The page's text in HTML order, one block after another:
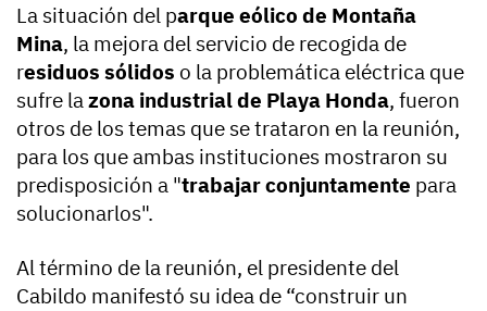
La situación del parque eólico de Montaña
Mina, la mejora del servicio de recogida de
residuos sólidos o la problemática eléctrica que
sufre lazona industrial de Playa Honda, fueron
otros de los temas que se trataron en la reunión,
para los que ambas instituciones mostraron su
predisposición a "trabajar conjuntamente para
solucionarlos".
Al término de la reunión, el presidente del
Cabildo manifestó su idea de “construir un